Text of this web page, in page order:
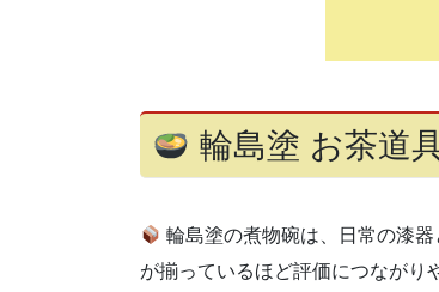
輪島塗 お茶道
輪島塗の煮物碗は、日常の漆
が揃っているほど評価につながり